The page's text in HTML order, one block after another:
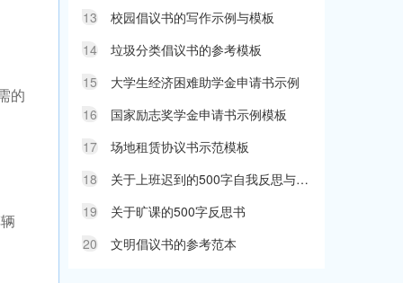
的
13
校园倡议书的写作示例与模板
14
垃圾分类倡议书的参考模板
15
大学生经济困难助学金申请书示例
16
国家励志奖学金申请书示例模板
17
场地租赁协议书示范模板
18
关于上班迟到的500字自我反思与检讨
19
关于旷课的500字反思书
20
文明倡议书的参考范本